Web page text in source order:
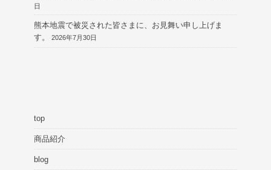
日
熊本地震で被災された皆さまに、お見舞い申し上げま
す。
2026年7月30日
top
商品紹介
blog